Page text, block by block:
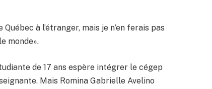
à l’étranger, mais je n’en ferais pas
monde».
de 17 ans espère intégrer le cégep
Mais Romina Gabrielle Avelino